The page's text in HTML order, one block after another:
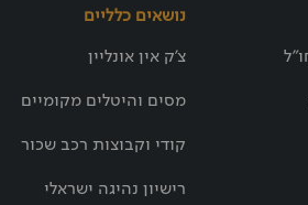
נושאים כלליים
צ'ק אין אונליין
מסים והיטלים מקומיים
קודי וקבוצות רכב שכור
רישיון נהיגה ישראלי